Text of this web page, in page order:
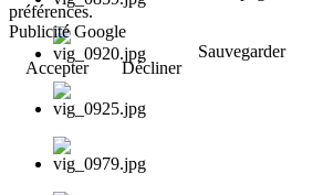
préférences.
Publicité Google
Accepter
Décliner
Sauvegarder